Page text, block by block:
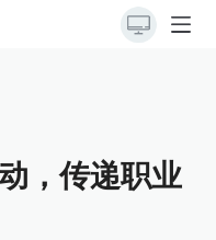
，传递职业